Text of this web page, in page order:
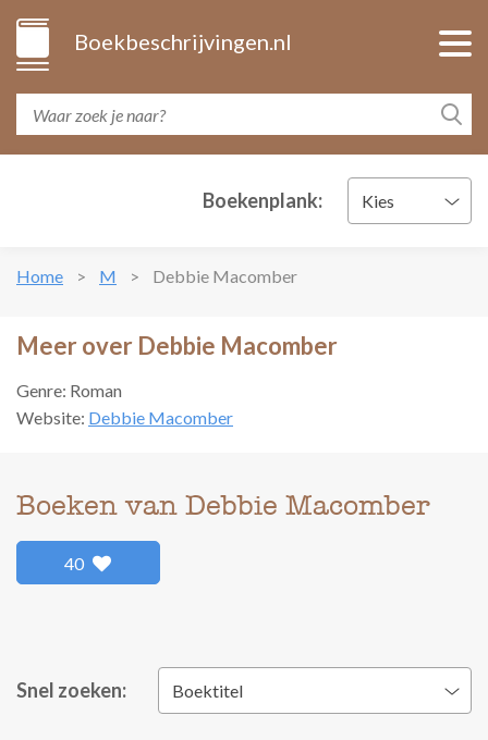
Boekbeschrijvingen.nl
Boekenplank: Kies
Home M Debbie Macomber
Meer over Debbie Macomber
Genre: Roman
Website: Debbie Macomber
Boeken van Debbie Macomber
40
Snel zoeken: Boektitel